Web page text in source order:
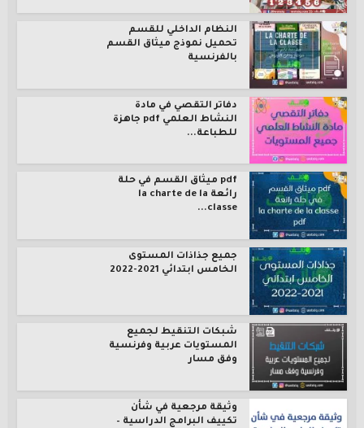
النظام الداخلي للقسم
تحميل نموذج ميثاق القسم
بالفرنسية
دفاتر التقصي في مادة
النشاط العلمي pdf جاهزة
للطباعة...
pdf ميثاق القسم في حلة
رائعة la charte de la
classe...
جميع جذاذات المستوى
الخامس ابتدائي 2021-2022
شبكات التنقيط لجميع
المستويات عربية وفرنسية
وفق مسار
وثيقة مرجعية في شأن
تكييف البرامج الدراسية –